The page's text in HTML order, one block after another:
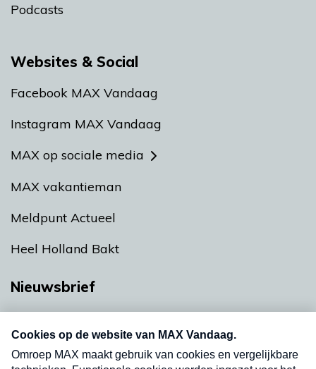
Podcasts
Websites & Social
Facebook MAX Vandaag
Instagram MAX Vandaag
MAX op sociale media
MAX vakantieman
Meldpunt Actueel
Heel Holland Bakt
Nieuwsbrief
nieuwsbrief. Elke vrijdag- en dinsdagochtend in
uw mailbox.